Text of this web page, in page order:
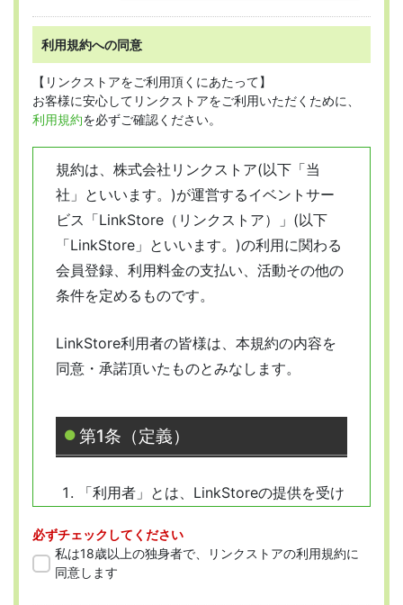
利用規約への同意
【リンクストアをご利用頂くにあたって】
お客様に安心してリンクストアをご利用いただくために、
利用規約を必ずご確認ください。
規約は、株式会社リンクストア(以下「当
社」といいます。)が運営するイベントサー
ビス「LinkStore（リンクストア）」(以下
「LinkStore」といいます。)の利用に関わる
会員登録、利用料金の支払い、活動その他の
条件を定めるものです。
LinkStore利用者の皆様は、本規約の内容を
同意・承諾頂いたものとみなします。
第1条（定義）
「利用者」とは、LinkStoreの提供を受け
「会員」とは、本規約に従って会員登録
をした人を指します。
必ずチェックしてください
私は18歳以上の独身者で、リンクストアの利用規約に
同意します